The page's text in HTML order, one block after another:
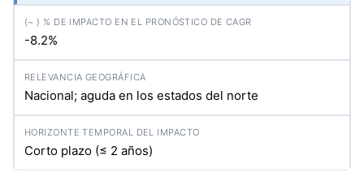
-8.2%
Nacional; aguda en los estados del norte
Corto plazo (≤ 2 años)